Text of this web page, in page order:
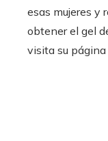
esas mujeres y
obtener el gel
visita su página